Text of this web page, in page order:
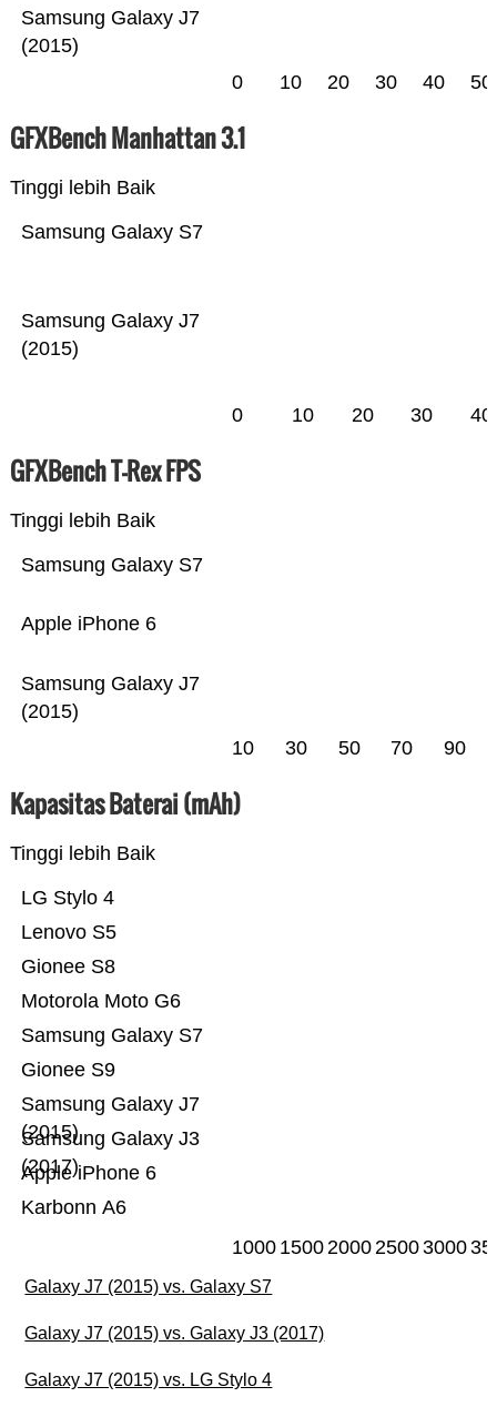
Samsung Galaxy J7
(2015)
0 10 20 30 40 50
GFXBench Manhattan 3.1
Tinggi lebih Baik
Samsung Galaxy J7
(2015)
Samsung Galaxy S7
0 10 20 30 40
GFXBench T-Rex FPS
Tinggi lebih Baik
Samsung Galaxy J7
(2015)
Apple iPhone 6
Samsung Galaxy S7
10 30 50 70 90
Kapasitas Baterai (mAh)
Tinggi lebih Baik
Karbonn A6
Apple iPhone 6
Samsung Galaxy J3
(2017)
Samsung Galaxy J7
(2015)
Gionee S9
Samsung Galaxy S7
Motorola Moto G6
Gionee S8
Lenovo S5
LG Stylo 4
1000 1500200025003000
Galaxy J7 (2015) vs. Galaxy S7
Galaxy J7 (2015) vs. Galaxy J3 (2017)
Galaxy J7 (2015) vs. LG Stylo 4